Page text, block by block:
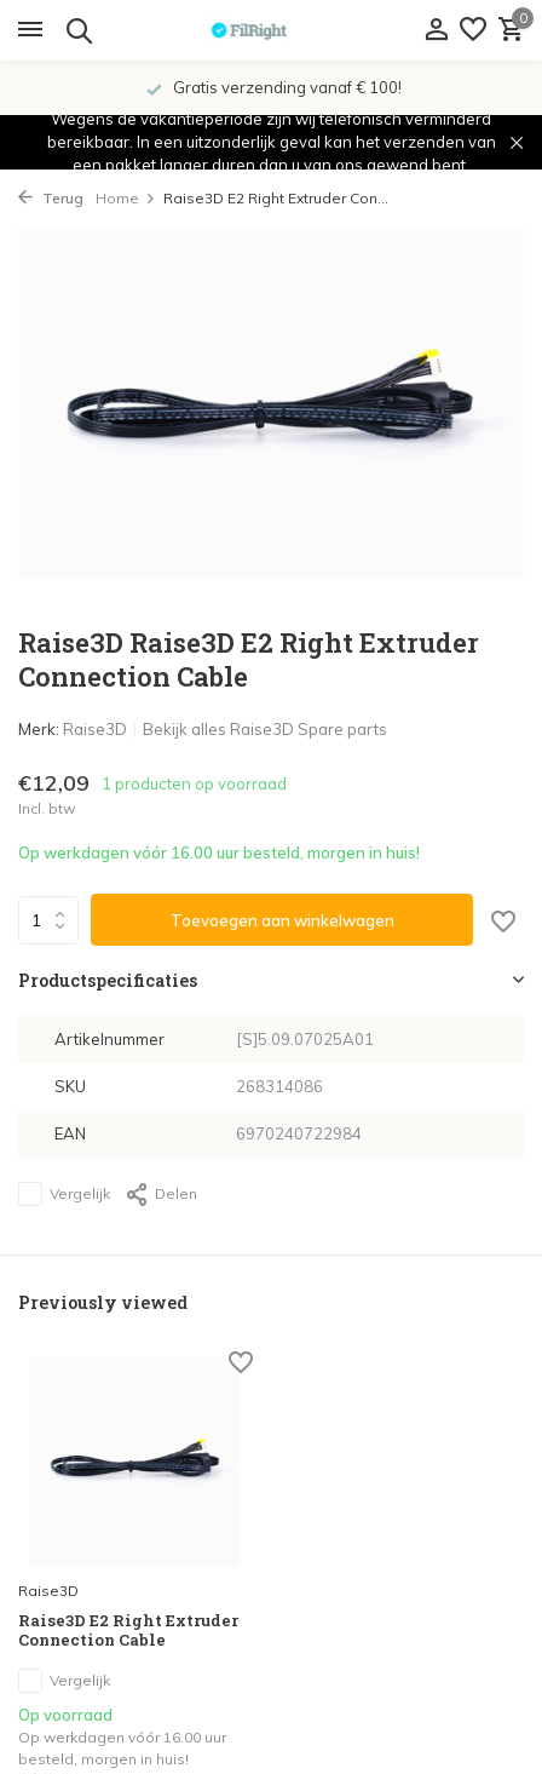
0
Gratis verzending vanaf € 100!
Wegens de vakantieperiode zijn wij telefonisch verminderd
bereikbaar. In een uitzonderlijk geval kan het verzenden van
een pakket langer duren dan u van ons gewend bent.
Terug Home Raise3D E2 Right Extruder Con...
Raise3D Raise3D E2 Right Extruder
Connection Cable
Merk: Raise3D Bekijk alles Raise3D Spare parts
€12,09 1 producten op voorraad
Incl. btw
Op werkdagen vóór 16.00 uur besteld, morgen in huis!
Toevoegen aan winkelwagen
Productspecificaties
Artikelnummer [S]5.09.07025A01
SKU 268314086
EAN 6970240722984
Vergelijk Delen
Previously viewed
Raise3D
Raise3D E2 Right Extruder
Connection Cable
Vergelijk
Op voorraad
Op werkdagen vóór 16.00 uur
besteld, morgen in huis!